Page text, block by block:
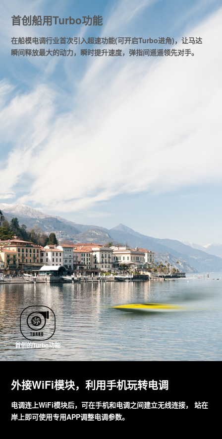
首创船用Turbo功能
在船模电调行业首次引入超速功能(可开启Turbo进角)，让马达
瞬间释放最大的动力，瞬时提升速度，弹指间遥遥领先对手。
首创的Turbo功能
外接WiFi模块，利用手机玩转电调
电调连上WiFi模块后，可在手机和电调之间建立无线连接， 站在
岸上即可使用专用APP调整电调参数。